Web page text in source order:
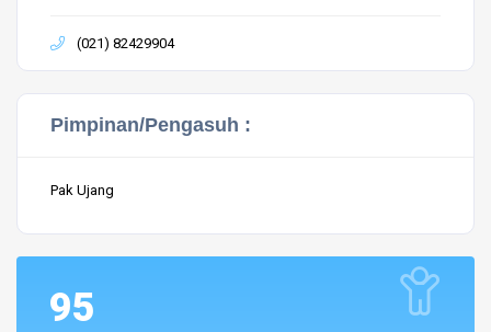
(021) 82429904
Pimpinan/Pengasuh :
Pak Ujang
95